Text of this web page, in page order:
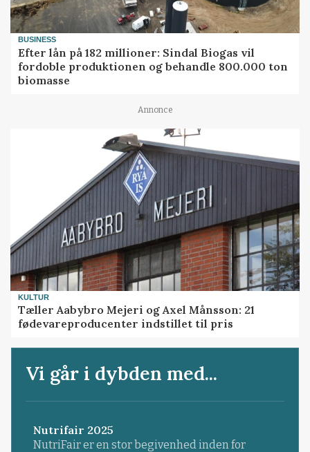
BUSINESS
Efter lån på 182 millioner: Sindal Biogas vil
fordoble produktionen og behandle 800.000 ton
biomasse
Annonce
KULTUR
Tæller Aabybro Mejeri og Axel Månsson: 21
fødevareproducenter indstillet til pris
Vi går i dybden med...
Nutrifair 2025
NutriFair er en stor begivenhed inden for